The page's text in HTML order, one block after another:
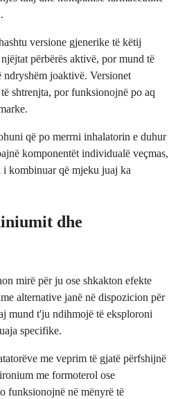
versione gjenerike të këtij
përbërës aktivë, por mund të
ndryshëm joaktivë. Versionet
shtrenjta, por funksionojnë po aq
që po merrni inhalatorin e duhur
komponentët individualë veçmas,
kombinuar që mjeku juaj ka
dhe
mirë për ju ose shkakton efekte
alternative janë në dispozicion për
mund t'ju ndihmojë të eksploroni
specifike.
me veprim të gjatë përfshijnë
me formoterol ose
funksionojnë në mënyrë të